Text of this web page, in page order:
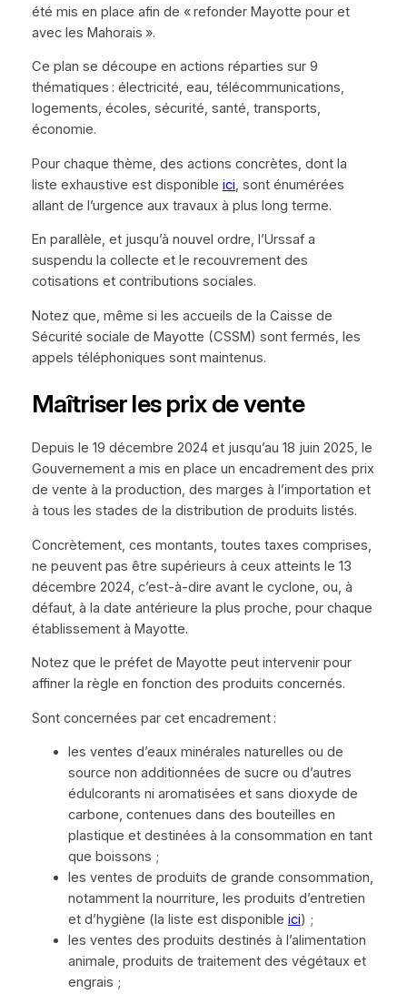
été mis en place afin de « refonder Mayotte pour et
avec les Mahorais ».
Ce plan se découpe en actions réparties sur 9
thématiques : électricité, eau, télécommunications,
logements, écoles, sécurité, santé, transports,
économie.
Pour chaque thème, des actions concrètes, dont la
liste exhaustive est disponible ici, sont énumérées
allant de l’urgence aux travaux à plus long terme.
En parallèle, et jusqu’à nouvel ordre, l’Urssaf a
suspendu la collecte et le recouvrement des
cotisations et contributions sociales.
Notez que, même si les accueils de la Caisse de
Sécurité sociale de Mayotte (CSSM) sont fermés, les
appels téléphoniques sont maintenus.
Maîtriser les prix de vente
Depuis le 19 décembre 2024 et jusqu’au 18 juin 2025, le
Gouvernement a mis en place un encadrement des prix
de vente à la production, des marges à l’importation et
à tous les stades de la distribution de produits listés.
Concrètement, ces montants, toutes taxes comprises,
ne peuvent pas être supérieurs à ceux atteints le 13
décembre 2024, c’est-à-dire avant le cyclone, ou, à
défaut, à la date antérieure la plus proche, pour chaque
établissement à Mayotte.
Notez que le préfet de Mayotte peut intervenir pour
affiner la règle en fonction des produits concernés.
Sont concernées par cet encadrement :
les ventes d’eaux minérales naturelles ou de
source non additionnées de sucre ou d’autres
édulcorants ni aromatisées et sans dioxyde de
carbone, contenues dans des bouteilles en
plastique et destinées à la consommation en tant
que boissons ;
les ventes de produits de grande consommation,
notamment la nourriture, les produits d’entretien
et d’hygiène (la liste est disponible ici) ;
les ventes des produits destinés à l’alimentation
animale, produits de traitement des végétaux et
engrais ;